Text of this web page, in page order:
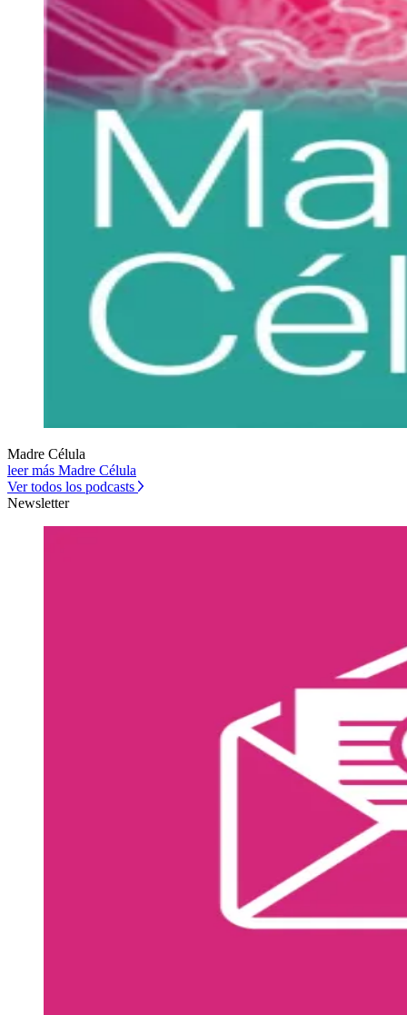
Madre Célula
leer más Madre Célula
Ver todos los podcasts
Newsletter